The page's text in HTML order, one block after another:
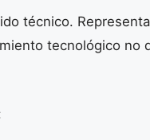
técnico.
tecnológico no